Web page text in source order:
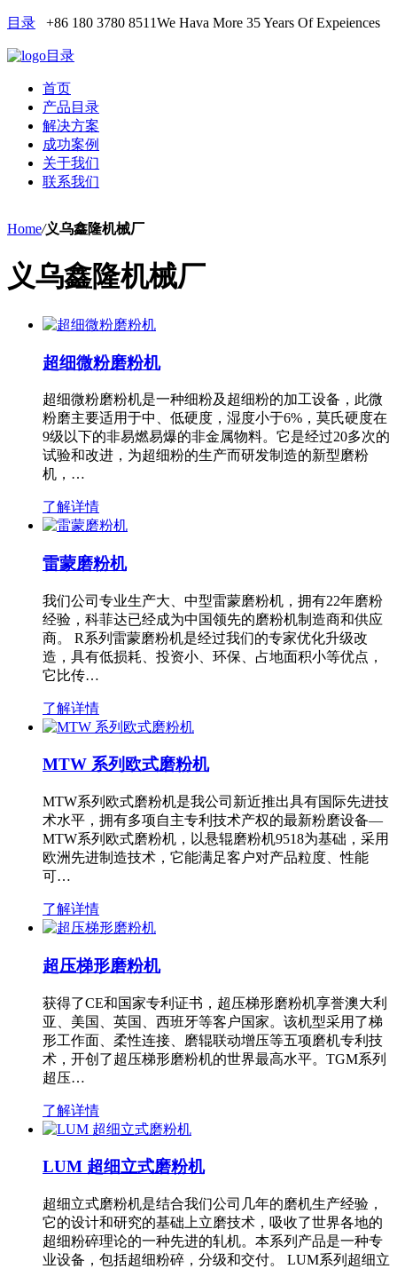
目录 +86 180 3780 8511We Hava More 35 Years Of Expeiences
目录
首页
产品目录
解决方案
成功案例
关于我们
联系我们
Home/义乌鑫隆机械厂
义乌鑫隆机械厂
超细微粉磨粉机
超细微粉磨粉机是一种细粉及超细粉的加工设备，此微
粉磨主要适用于中、低硬度，湿度小于6%，莫氏硬度在
9级以下的非易燃易爆的非金属物料。它是经过20多次的
试验和改进，为超细粉的生产而研发制造的新型磨粉
机，…
了解详情
雷蒙磨粉机
我们公司专业生产大、中型雷蒙磨粉机，拥有22年磨粉
经验，科菲达已经成为中国领先的磨粉机制造商和供应
商。 R系列雷蒙磨粉机是经过我们的专家优化升级改
造，具有低损耗、投资小、环保、占地面积小等优点，
它比传…
了解详情
MTW 系列欧式磨粉机
MTW系列欧式磨粉机是我公司新近推出具有国际先进技
术水平，拥有多项自主专利技术产权的最新粉磨设备—
MTW系列欧式磨粉机，以悬辊磨粉机9518为基础，采用
欧洲先进制造技术，它能满足客户对产品粒度、性能
可…
了解详情
超压梯形磨粉机
获得了CE和国家专利证书，超压梯形磨粉机享誉澳大利
亚、美国、英国、西班牙等客户国家。该机型采用了梯
形工作面、柔性连接、磨辊联动增压等五项磨机专利技
术，开创了超压梯形磨粉机的世界最高水平。TGM系列
超压…
了解详情
LUM 超细立式磨粉机
超细立式磨粉机是结合我们公司几年的磨机生产经验，
它的设计和研究的基础上立磨技术，吸收了世界各地的
超细粉碎理论的一种先进的轧机。本系列产品是一种专
业设备，包括超细粉碎，分级和交付。 LUM系列超细立